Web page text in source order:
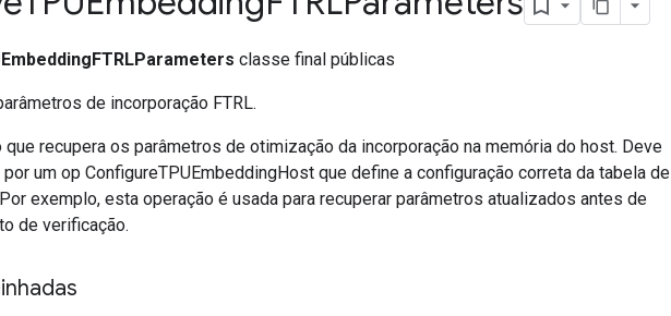
classe final públicas
de incorporação FTRL.
que recupera os parâmetros de otimização da incorporação na memória do host. Deve
um op ConfigureTPUEmbeddingHost que define a configuração correta da tabela de
exemplo, esta operação é usada para recuperar parâmetros atualizados antes de
de verificação.